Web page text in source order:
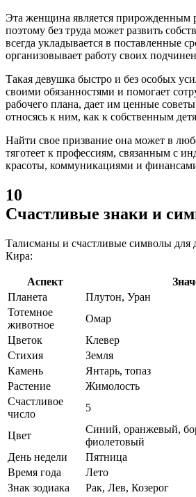
Эта женщина является прирожденным
поэтому без труда может развить
всегда укладывается в поставленные
организовывает работу своих
Такая девушка быстро и без особых
своими обязанностями и помогает
рабочего плана, дает им ценные
относясь к ним, как к собственным
Найти свое призвание она может в
тяготеет к профессиям, связанным с
красоты, коммуникациями и
10
Счастливые знаки и
Талисманы и счастливые символы для
Кира:
Аспект
Планета
Плутон, Уран
Тотемное
животное
Омар
Цветок
Клевер
Стихия
Земля
Камень
Янтарь, топаз
Растение
Жимолость
Счастливое
число
5
Цвет
Синий, оранжевый,
фиолетовый
День недели
Пятница
Время года
Лето
Знак зодиака
Рак, Лев, Козерог